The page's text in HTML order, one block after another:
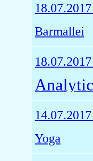
18.07.2017
Barmallei
18.07.2017
Analytic
14.07.2017
Yoga